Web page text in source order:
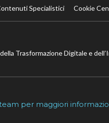
Specialistici Cookie
Trasformazione Digitale e
per maggiori